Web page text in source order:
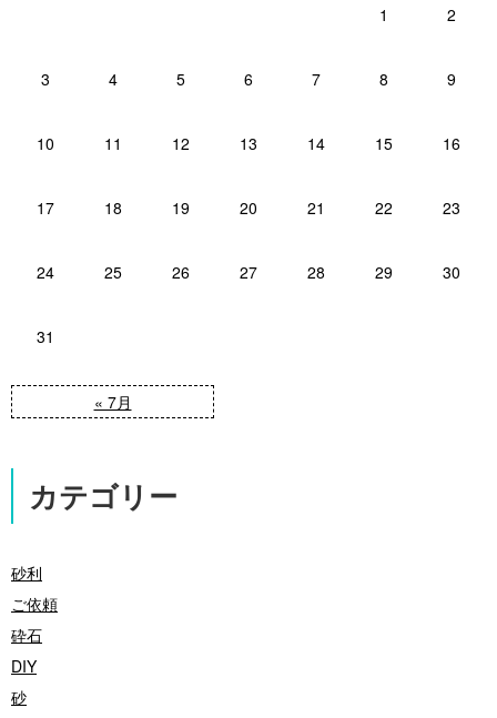
« 7月
1 2
3 4 5 6 7 8 9
10 11 12 13 14 15 16
17 18 19 20 21 22 23
24 25 26 27 28 29 30
31
カテゴリー
砂利
ご依頼
砕石
DIY
砂